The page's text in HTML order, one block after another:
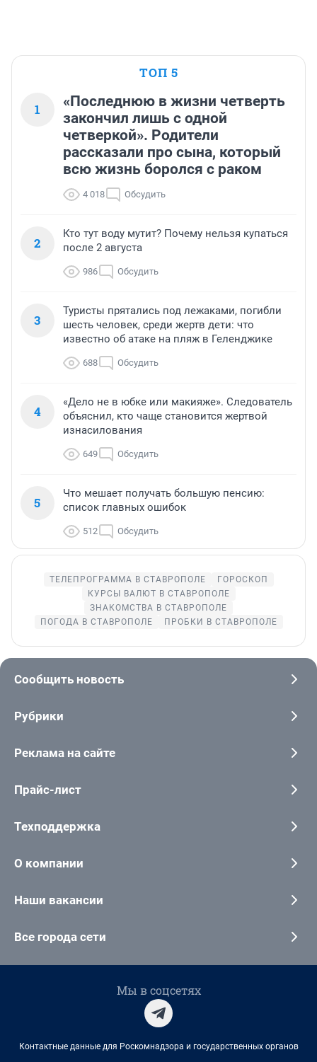
ТОП 5
1
«Последнюю в жизни четверть
закончил лишь с одной
четверкой». Родители
рассказали про сына, который
всю жизнь боролся с раком
4 018 Обсудить
2
Кто тут воду мутит? Почему нельзя купаться
после 2 августа
986 Обсудить
3
Туристы прятались под лежаками, погибли
шесть человек, среди жертв дети: что
известно об атаке на пляж в Геленджике
688 Обсудить
4
«Дело не в юбке или макияже». Следователь
объяснил, кто чаще становится жертвой
изнасилования
649 Обсудить
5
Что мешает получать большую пенсию:
список главных ошибок
512 Обсудить
ТЕЛЕПРОГРАММА В СТАВРОПОЛЕ
ГОРОСКОП
КУРСЫ ВАЛЮТ В СТАВРОПОЛЕ
ЗНАКОМСТВА В СТАВРОПОЛЕ
ПОГОДА В СТАВРОПОЛЕ
ПРОБКИ В СТАВРОПОЛЕ
Сообщить новость
Рубрики
Реклама на сайте
Прайс-лист
Техподдержка
О компании
Наши вакансии
Все города сети
Мы в соцсетях
Контактные данные для Роскомнадзора и государственных органов